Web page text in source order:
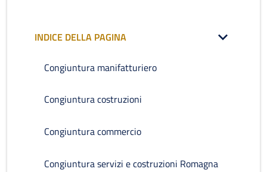
INDICE DELLA PAGINA
Congiuntura manifatturiero
Congiuntura costruzioni
Congiuntura commercio
Congiuntura servizi e costruzioni Romagna